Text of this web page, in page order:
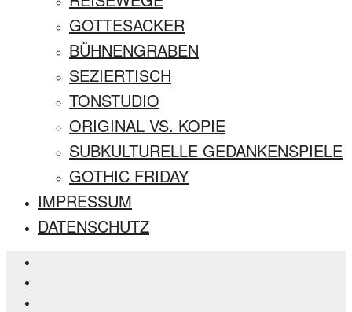
GOTTESACKER
BÜHNENGRABEN
SEZIERTISCH
TONSTUDIO
ORIGINAL VS. KOPIE
SUBKULTURELLE GEDANKENSPIELE
GOTHIC FRIDAY
IMPRESSUM
DATENSCHUTZ